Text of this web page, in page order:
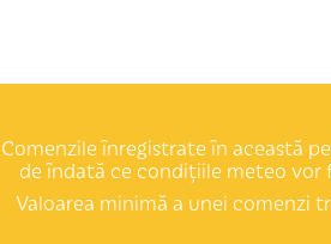
Comenzile înregistrate în această
de îndată ce condițiile meteo vor
Valoarea minimă a unei comenzi